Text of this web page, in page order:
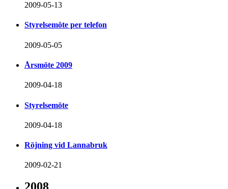
2009-05-13
Styrelsemöte per telefon
2009-05-05
Årsmöte 2009
2009-04-18
Styrelsemöte
2009-04-18
Röjning vid Lannabruk
2009-02-21